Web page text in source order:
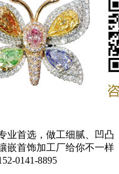
业首选，做工细腻、凹凸
嵌首饰加工厂给你不一样
0141-8895